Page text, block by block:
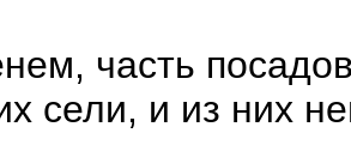
часть
сели, и из них